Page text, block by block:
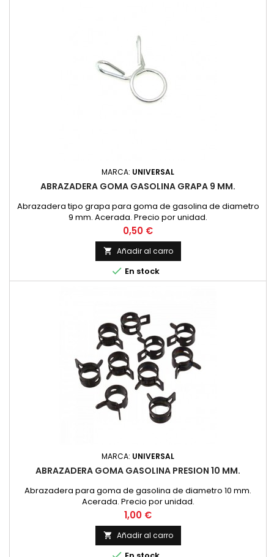
MARCA: UNIVERSAL
ABRAZADERA GOMA GASOLINA GRAPA 9 MM.
Abrazadera tipo grapa para goma de gasolina de diametro
9 mm. Acerada. Precio por unidad.
Precio
0,50 €
 Añadir al carro
 En stock
MARCA: UNIVERSAL
ABRAZADERA GOMA GASOLINA PRESION 10 MM.
Abrazadera para goma de gasolina de diametro 10 mm.
Acerada. Precio por unidad.
Precio
1,00 €
 Añadir al carro